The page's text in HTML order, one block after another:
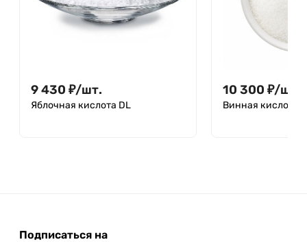
9 430 ₽/шт.
Яблочная кислота DL
10 300 ₽/шт.
Винная кислота
Подписаться на